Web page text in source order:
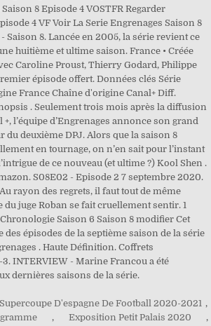
8 Episode 4 VOSTFR Regarder
4 VF Voir La Serie Engrenages Saison 8
Saison 8. Lancée en 2005, la série revient ce
huitième et ultime saison. France • Créée
Caroline Proust, Thierry Godard, Philippe
épisode offert. Données clés Série
France Chaîne d'origine Canal+ Diff.
. Seulement trois mois après la diffusion
+, l’équipe d’Engrenages annonce son grand
deuxième DPJ. Alors que la saison 8
en tournage, on n’en sait pour l’instant
de ce nouveau (et ultime ?) Kool Shen .
S08E02 - Episode 2 7 septembre 2020.
rayon des regrets, il faut tout de même
du juge Roban se fait cruellement sentir. 1
Saison 6 Saison 8 modifier Cet
des épisodes de la septième saison de la série
. Haute Définition. Coffrets
3. INTERVIEW - Marine Francou a été
dernières saisons de la série.
Supercoupe D'espagne De Football 2020-2021 ,
, Exposition Petit Palais 2020 ,